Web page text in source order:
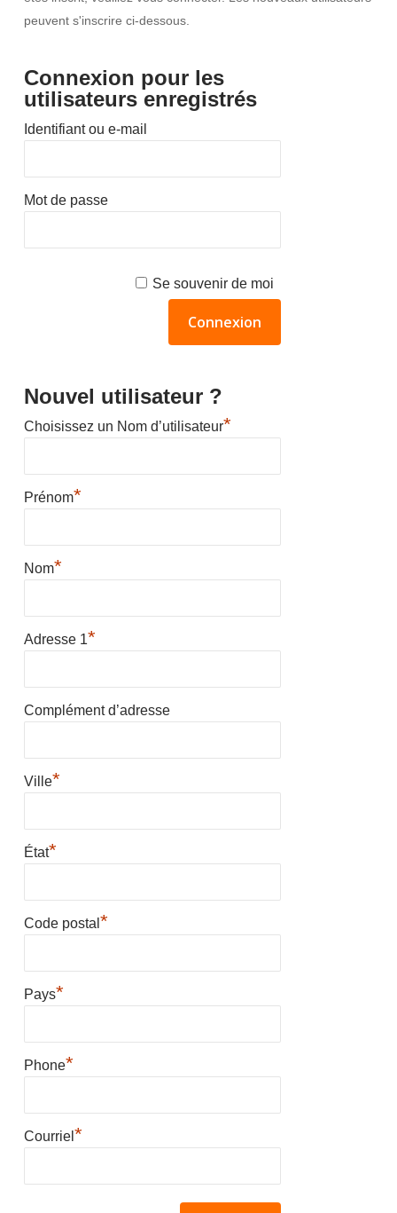
peuvent s'inscrire ci-dessous.
Connexion pour les
utilisateurs enregistrés
Identifiant ou e-mail
Mot de passe
Se souvenir de moi
Nouvel utilisateur ?
Choisissez un Nom d’utilisateur*
Prénom*
Nom*
Adresse 1*
Complément d’adresse
Ville*
État*
Code postal *
Pays*
Phone*
Courriel *